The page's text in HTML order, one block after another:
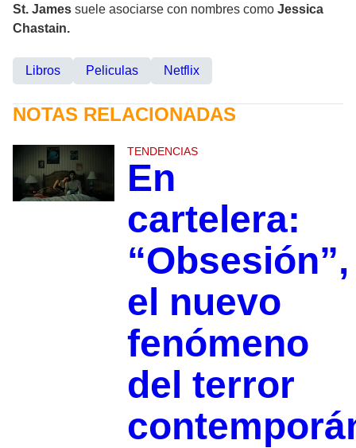
St. James suele asociarse con nombres como Jessica
Chastain.
Libros Peliculas Netflix
NOTAS RELACIONADAS
TENDENCIAS
En
cartelera:
“Obsesión”,
el nuevo
fenómeno
del terror